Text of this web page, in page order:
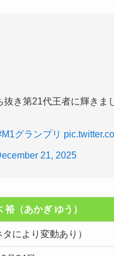
き第21代王者に輝きま
グランプリ
21, 2025
裕（あかぎ ゆう）
タにより変動あり）